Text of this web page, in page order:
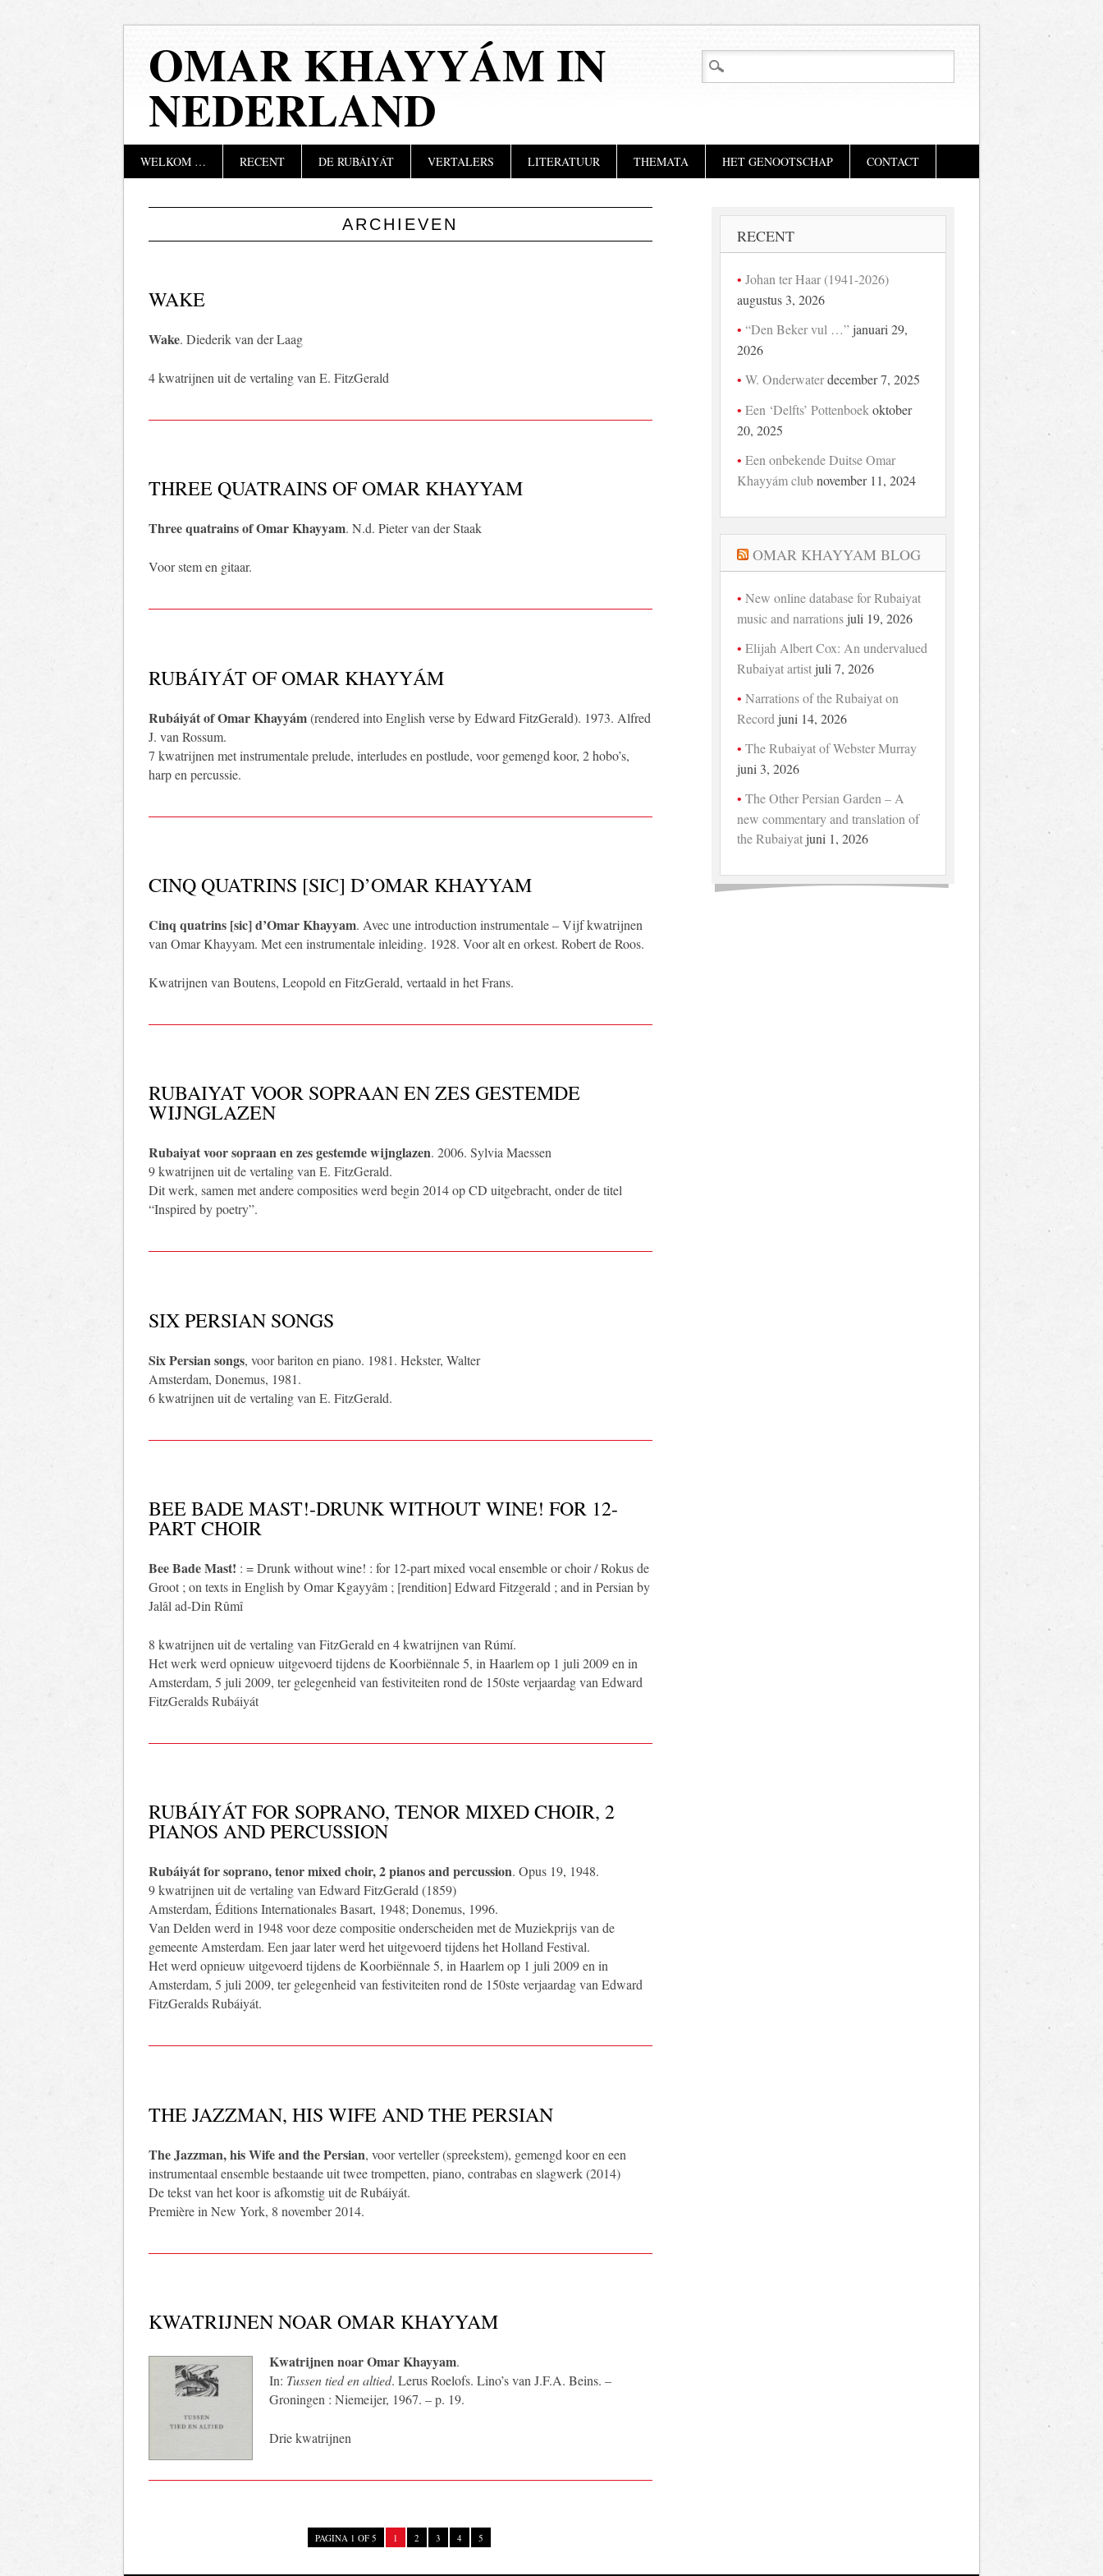
OMAR KHAYYÁM IN
NEDERLAND
Hoofdmenu
springen
WELKOM … RECENT DE RUBÁIYÁT VERTALERS LITERATUUR THEMATA HET GENOOTSCHAP CONTACT
ARCHIEVEN
WAKE
Wake. Diederik van der Laag
4 kwatrijnen uit de vertaling van E. FitzGerald
THREE QUATRAINS OF OMAR KHAYYAM
Three quatrains of Omar Khayyam. N.d. Pieter van der Staak
Voor stem en gitaar.
RUBÁIYÁT OF OMAR KHAYYÁM
Rubáiyát of Omar Khayyám(rendered into English verse by Edward FitzGerald). 1973. Alfred
J. van Rossum.
7 kwatrijnen met instrumentale prelude, interludes en postlude, voor gemengd koor, 2 hobo’s,
harp en percussie.
CINQ QUATRINS [SIC] D’OMAR KHAYYAM
Cinq quatrins [sic] d’Omar Khayyam. Avec une introduction instrumentale – Vijf kwatrijnen
van Omar Khayyam. Met een instrumentale inleiding. 1928. Voor alt en orkest. Robert de Roos.
Kwatrijnen van Boutens, Leopold en FitzGerald, vertaald in het Frans.
RUBAIYAT VOOR SOPRAAN EN ZES GESTEMDE
WIJNGLAZEN
Rubaiyat voor sopraan en zes gestemde wijnglazen. 2006. Sylvia Maessen
9 kwatrijnen uit de vertaling van E. FitzGerald.
Dit werk, samen met andere composities werd begin 2014 op CD uitgebracht, onder de titel
“Inspired by poetry”.
SIX PERSIAN SONGS
Six Persian songs, voor bariton en piano. 1981. Hekster, Walter
Amsterdam, Donemus, 1981.
6 kwatrijnen uit de vertaling van E. FitzGerald.
BEE BADE MAST!-DRUNK WITHOUT WINE! FOR 12-
PART CHOIR
Bee Bade Mast! : = Drunk without wine! : for 12-part mixed vocal ensemble or choir / Rokus de
Groot ; on texts in English by Omar Kgayyâm ; [rendition] Edward Fitzgerald ; and in Persian by
Jalâl ad-Din Rûmî
8 kwatrijnen uit de vertaling van FitzGerald en 4 kwatrijnen van Rúmí.
Het werk werd opnieuw uitgevoerd tijdens de Koorbiënnale 5, in Haarlem op 1 juli 2009 en in
Amsterdam, 5 juli 2009, ter gelegenheid van festiviteiten rond de 150ste verjaardag van Edward
FitzGeralds Rubáiyát
RUBÁIYÁT FOR SOPRANO, TENOR MIXED CHOIR, 2
PIANOS AND PERCUSSION
Rubáiyát for soprano, tenor mixed choir, 2 pianos and percussion. Opus 19, 1948.
9 kwatrijnen uit de vertaling van Edward FitzGerald (1859)
Amsterdam, Éditions Internationales Basart, 1948; Donemus, 1996.
Van Delden werd in 1948 voor deze compositie onderscheiden met de Muziekprijs van de
gemeente Amsterdam. Een jaar later werd het uitgevoerd tijdens het Holland Festival.
Het werd opnieuw uitgevoerd tijdens de Koorbiënnale 5, in Haarlem op 1 juli 2009 en in
Amsterdam, 5 juli 2009, ter gelegenheid van festiviteiten rond de 150ste verjaardag van Edward
FitzGeralds Rubáiyát.
THE JAZZMAN, HIS WIFE AND THE PERSIAN
The Jazzman, his Wife and the Persian, voor verteller (spreekstem), gemengd koor en een
instrumentaal ensemble bestaande uit twee trompetten, piano, contrabas en slagwerk (2014)
De tekst van het koor is afkomstig uit de Rubáiyát.
Première in New York, 8 november 2014.
KWATRIJNEN NOAR OMAR KHAYYAM
Kwatrijnen noar Omar Khayyam.
In: Tussen tied en altied. Lerus Roelofs. Lino’s van J.F.A. Beins. –
Groningen : Niemeijer, 1967. – p. 19.
Drie kwatrijnen
PAGINA 1 OF 5 1 2 3 4 5
RECENT
Johan ter Haar (1941-2026)
augustus 3, 2026
“Den Beker vul …” januari 29,
2026
W. Onderwater december 7, 2025
Een ‘Delfts’ Pottenboek oktober
20, 2025
Een onbekende Duitse Omar
Khayyám club november 11, 2024
OMAR KHAYYAM BLOG
New online database for Rubaiyat
music and narrations juli 19, 2026
Elijah Albert Cox: An undervalued
Rubaiyat artist juli 7, 2026
Narrations of the Rubaiyat on
Record juni 14, 2026
The Rubaiyat of Webster Murray
juni 3, 2026
The Other Persian Garden – A
new commentary and translation of
the Rubaiyat juni 1, 2026